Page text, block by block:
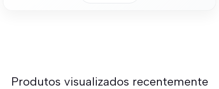
Produtos visualizados recentemente